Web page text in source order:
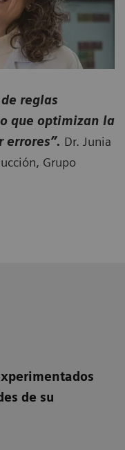
reglas
que optimizan la
errores”. Dr. Junia
Grupo
de su